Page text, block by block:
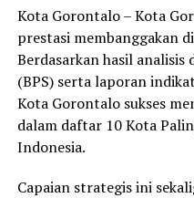
Dengan adanya
sektor pariwisata di
Bone Bolango, dapat terus
memberikan manfaat
PARIWISATA BONE BOLANGO
Kota Gorontalo – Kota
prestasi membanggakan
Berdasarkan hasil
(BPS) serta laporan
Kota Gorontalo sukses
dalam daftar 10 Kota
Indonesia.
Capaian strategis ini